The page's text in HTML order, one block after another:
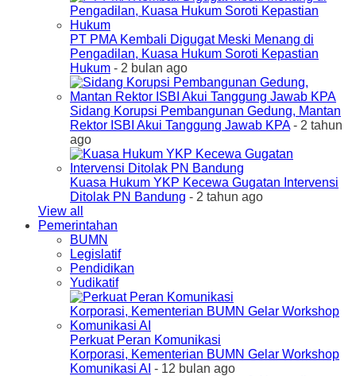
PT PMA Kembali Digugat Meski Menang di
Pengadilan, Kuasa Hukum Soroti Kepastian
Hukum - 2 bulan ago
Sidang Korupsi Pembangunan Gedung, Mantan
Rektor ISBI Akui Tanggung Jawab KPA- 2 tahun
ago
Kuasa Hukum YKP Kecewa Gugatan Intervensi
Ditolak PN Bandung - 2 tahun ago
View all
Pemerintahan
BUMN
Legislatif
Pendidikan
Yudikatif
Perkuat Peran Komunikasi
Korporasi, Kementerian BUMN Gelar Workshop
Komunikasi AI - 12 bulan ago